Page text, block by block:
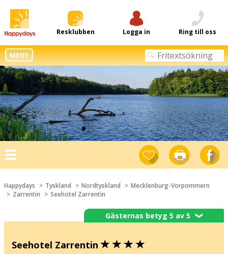
Resklubben Logga in Ring till oss
MENY
Toggle
navigation
Happydays Tyskland Nordtyskland
Mecklenburg-Vorpommern
Zarrentin
Seehotel Zarrentin
Gästernas betyg 5 av 5❯
Seehotel Zarrentin